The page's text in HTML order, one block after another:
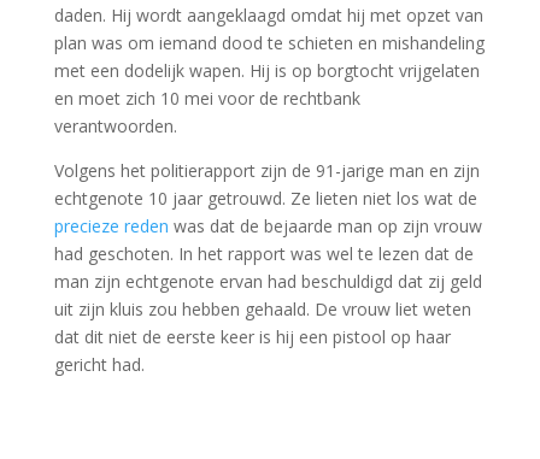
daden. Hij wordt aangeklaagd omdat hij met opzet van
plan was om iemand dood te schieten en mishandeling
met een dodelijk wapen. Hij is op borgtocht vrijgelaten
en moet zich 10 mei voor de rechtbank
verantwoorden.
Volgens het politierapport zijn de 91-jarige man en zijn
echtgenote 10 jaar getrouwd. Ze lieten niet los wat de
precieze reden was dat de bejaarde man op zijn vrouw
had geschoten. In het rapport was wel te lezen dat de
man zijn echtgenote ervan had beschuldigd dat zij geld
uit zijn kluis zou hebben gehaald. De vrouw liet weten
dat dit niet de eerste keer is hij een pistool op haar
gericht had.